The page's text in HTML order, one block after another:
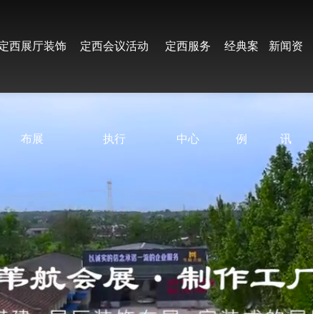
西展厅装饰
布展
定西会议活动
执行
定西服务
中心
经典案
例
新闻资
讯